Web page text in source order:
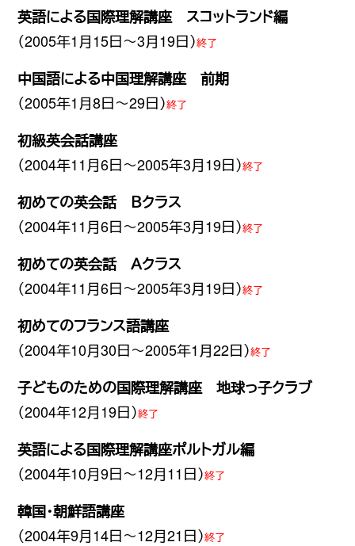
英語による国際理解講座 スコットランド編
（2005年1月15日〜3月19日）終了
中国語による中国理解講座 前期
（2005年1月8日〜29日）終了
初級英会話講座
（2004年11月6日〜2005年3月19日）終了
初めての英会話 Ｂクラス
（2004年11月6日〜2005年3月19日）終了
初めての英会話 Ａクラス
（2004年11月6日〜2005年3月19日）終了
初めてのフランス語講座
（2004年10月30日〜2005年1月22日）終了
子どものための国際理解講座 地球っ子クラブ
（2004年12月19日）終了
英語による国際理解講座ポルトガル編
（2004年10月9日〜12月11日）終了
韓国・朝鮮語講座
（2004年9月14日〜12月21日）終了